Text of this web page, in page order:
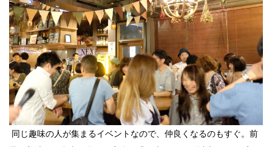
同じ趣味の人が集まるイベントなので、仲良くなるのもすぐ。前